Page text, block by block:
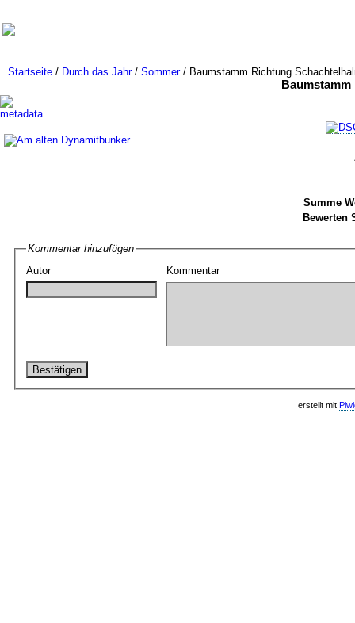
Startseite / Durch das Jahr/ Sommer/ Baumstamm Richtung
Summe
Bewerten
Kommentar hinzufügen
Autor
Kommentar
erstellt mit